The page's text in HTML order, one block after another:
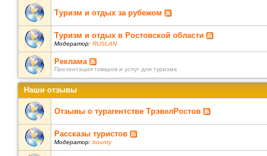
Туризм и отдых за рубежом
Туризм и отдых в Ростовской области
Модератор: RUSLAN
Реклама
Презентация товаров и услуг для туризма
Наши отзывы
Отзывы о турагентстве ТрэвелРостов
Рассказы туристов
Модератор: bounty